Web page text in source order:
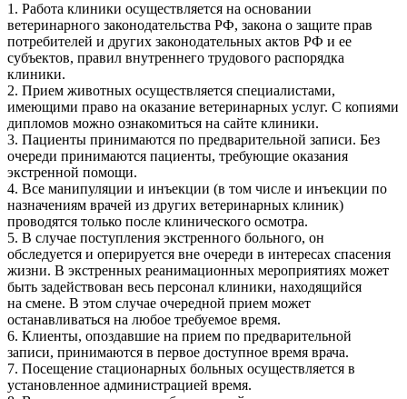
1. Работа клиники осуществляется на основании
ветеринарного законодательства РФ, закона о защите прав
потребителей и других законодательных актов РФ и ее
субъектов, правил внутреннего трудового распорядка
клиники.
2. Прием животных осуществляется специалистами,
имеющими право на оказание ветеринарных услуг. С копиями
дипломов можно ознакомиться на сайте клиники.
3. Пациенты принимаются по предварительной записи. Без
очереди принимаются пациенты, требующие оказания
экстренной помощи.
4. Все манипуляции и инъекции (в том числе и инъекции по
назначениям врачей из других ветеринарных клиник)
проводятся только после клинического осмотра.
5. В случае поступления экстренного больного, он
обследуется и оперируется вне очереди в интересах спасения
жизни. В экстренных реанимационных мероприятиях может
быть задействован весь персонал клиники, находящийся
на смене. В этом случае очередной прием может
останавливаться на любое требуемое время.
6. Клиенты, опоздавшие на прием по предварительной
записи, принимаются в первое доступное время врача.
7. Посещение стационарных больных осуществляется в
установленное администрацией время.